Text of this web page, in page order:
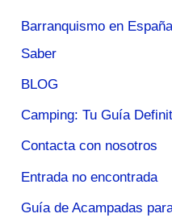
Barranquismo en
Saber
BLOG
Camping: Tu Guía
Contacta con nosotros
Entrada no encontrada
Guía de Acampadas